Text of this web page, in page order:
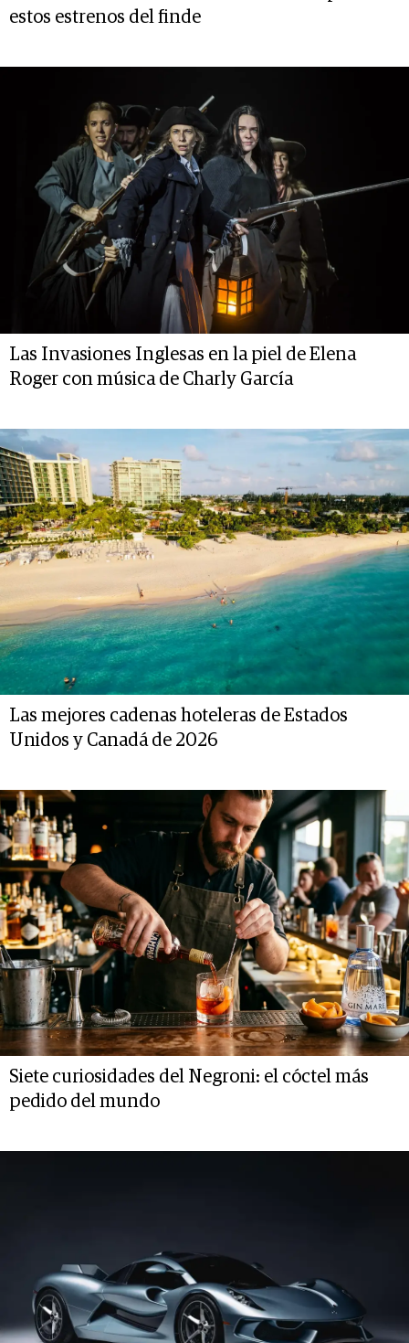
estos estrenos del finde
Las Invasiones Inglesas en la piel de Elena
Roger con música de Charly García
Las mejores cadenas hoteleras de Estados
Unidos y Canadá de 2026
Siete curiosidades del Negroni: el cóctel más
pedido del mundo